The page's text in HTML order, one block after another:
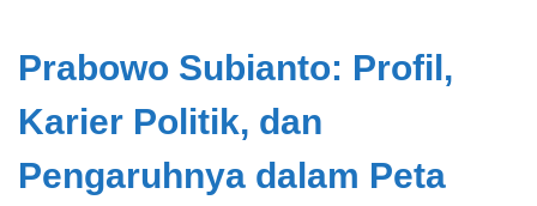
Prabowo Subianto: Profil,
Karier Politik, dan
Pengaruhnya dalam Peta